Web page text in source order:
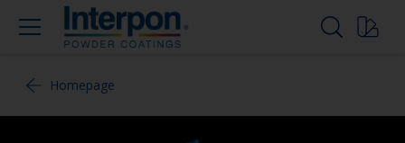
Homepage